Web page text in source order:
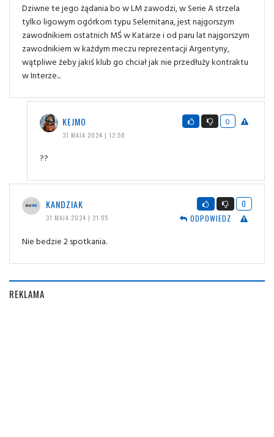
Dziwne te jego żądania bo w LM zawodzi, w Serie A strzela
tylko ligowym ogórkom typu Selernitana, jest najgorszym
zawodnikiem ostatnich MŚ w Katarze i od paru lat najgorszym
zawodnikiem w każdym meczu reprezentacji Argentyny,
wątpliwe żeby jakiś klub go chciał jak nie przedłuży kontraktu
w Interze...
KEJMO
31 MAJA 2024 | 12:58
0
??
KANDZIAK
31 MAJA 2024 | 21:55
0
ODPOWIEDZ
Nie bedzie 2 spotkania.
REKLAMA